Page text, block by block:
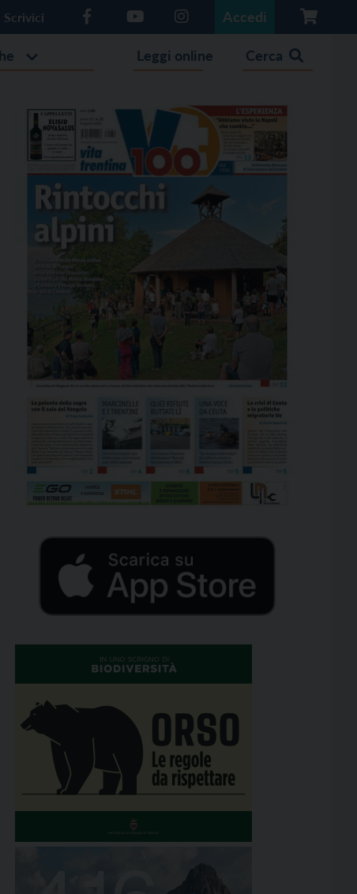
Scrivici Accedi
Leggi online Cerca